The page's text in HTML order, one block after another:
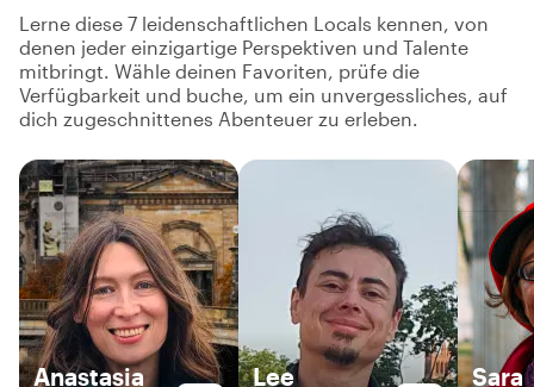
Lerne diese 7 leidenschaftlichen Locals kennen, von
denen jeder einzigartige Perspektiven und Talente
mitbringt. Wähle deinen Favoriten, prüfe die
Verfügbarkeit und buche, um ein unvergessliches, auf
dich zugeschnittenes Abenteuer zu erleben.
Anastasia Lee Sara